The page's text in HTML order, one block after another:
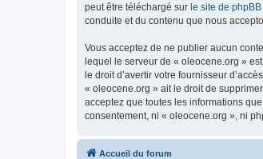
peut être téléchargé sur le site de phpBB
conduite et du contenu que nous
Vous acceptez de ne publier aucun
lequel le serveur de « oleocene.org »
le droit d’avertir votre fournisseur
« oleocene.org » ait le droit de
acceptez que toutes les informations
consentement, ni « oleocene.org », ni
Accueil du forum